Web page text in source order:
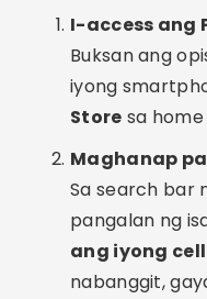
I-access ang
Buksan ang
iyong
Store sa
Maghanap
Sa search bar
pangalan ng
ang iyong
nabanggit,